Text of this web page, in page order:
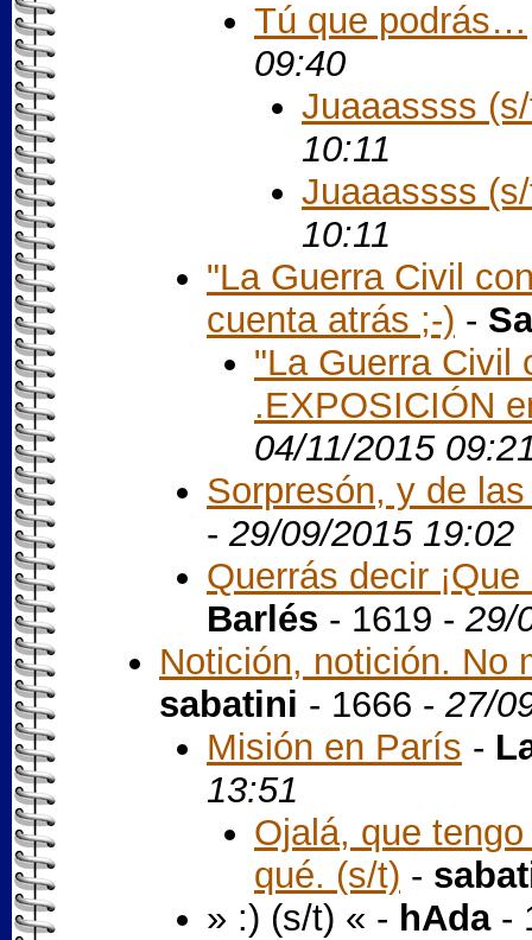
Tú que podrás…
09:40
Juaaassss
10:11
Juaaassss
10:11
"La Guerra Civil
cuenta atrás ;-) -
"La Guerra Civil
.EXPOSICIÓN
04/11/2015
Sorpresón, y de
-29/09/2015 19:02
Querrás decir
Barlés - 1619 -29/
Notición, notición. No
sabatini - 1666 -27/
Misión en París -
13:51
Ojalá, que
qué. (s/t) -
» :) (s/t) « - hAda-